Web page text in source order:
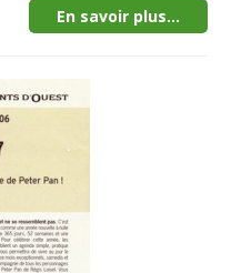
En savoir plus...